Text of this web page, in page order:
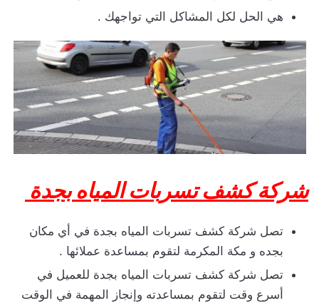
هي الحل لكل المشاكل التي تواجهك .
شركة كشف تسربات المياه بجدة
تصل شركة كشف تسربات المياه بجدة في أي مكان
بجده و مكة المكرمة لتقوم بمساعدة عملائها .
تصل شركة كشف تسربات المياه بجدة للعميل في
أسرع وقت لتقوم بمساعدته وإنجاز المهمة في الوقت